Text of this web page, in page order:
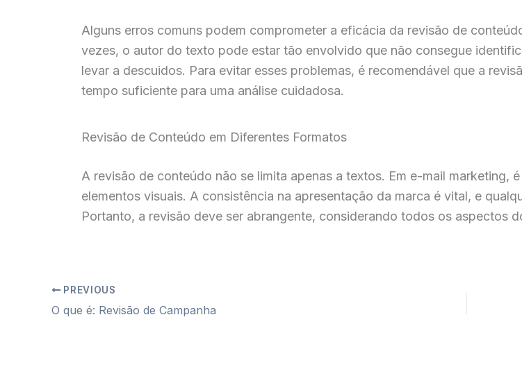
Alguns erros comuns podem comprometer a eficácia da revisão de
vezes, o autor do texto pode estar tão envolvido que não consegue
levar a descuidos. Para evitar esses problemas, é recomendável que a
tempo suficiente para uma análise cuidadosa.
Revisão de Conteúdo em Diferentes Formatos
A revisão de conteúdo não se limita apenas a textos. Em e-mail marketing,
elementos visuais. A consistência na apresentação da marca é vital, e
Portanto, a revisão deve ser abrangente, considerando todos os aspectos
PREVIOUS
O que é: Revisão de Campanha